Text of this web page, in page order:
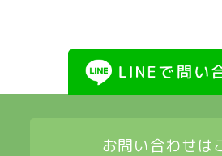
お問い合わせは